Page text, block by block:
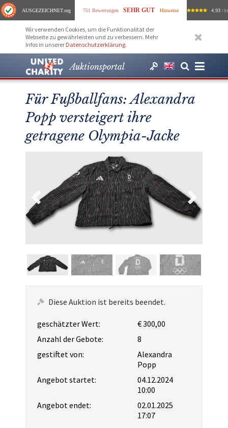
AUSGEZEICHNET.org 751 Bewertungen SEHR GUT Hinweise 4.93 /
Wir verwenden Cookies, um die Funktionalität der
Webseite zu gewährleisten und zu verbessern. Mehr
Infos in unserer Datenschutzerklärung.
Auktionsportal
Für Fußballfans: Alexandra
Popp versteigert ihre
getragene Olympia-Jacke
Diese Auktion ist bereits beendet.
geschätzter Wert:
€ 300,00
Anzahl der Gebote:
8
gestiftet von:
Alexandra
Popp
Angebot startet:
04.12.2024
10:00
Angebot endet:
02.01.2025
17:07